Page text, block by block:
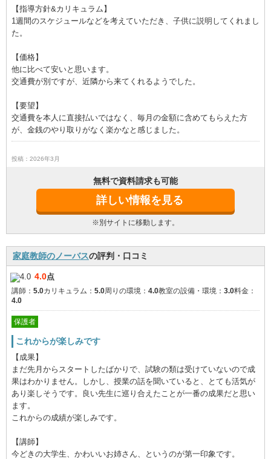
【指導方針&カリキュラム】
1週間のスケジュールなどを考えていただき、子供に説明してくれまし
た。
【価格】
他に比べて安いと思います。
交通費が別ですが、近隣から来てくれるようでした。
【要望】
交通費を本人に直接払いではなく、毎月の金額に含めてもらえた方
が、金銭のやり取りがなく楽かなと感じました。
投稿：2026年3月
無料で資料請求も可能
詳しい情報を見る
※別サイトに移動します。
家庭教師のノーバスの評判・口コミ
4.0点
講師： 5.0カリキュラム： 5.0周りの環境： 4.0教室の設備・環境： 3.0料金：
4.0
保護者
これからが楽しみです
【成果】
まだ先月からスタートしたばかりで、試験の類は受けていないので成
果はわかりません。しかし、授業の話を聞いていると、とても活気が
あり楽しそうです。良い先生に巡り合えたことが一番の成果だと思い
ます。
これからの成績が楽しみです。
【講師】
今どきの大学生、かわいいお姉さん、というのが第一印象です。